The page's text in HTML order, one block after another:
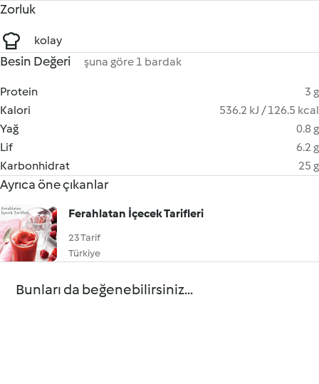
Zorluk
kolay
Besin Değeri şuna göre 1 bardak
Protein
3 g
Kalori
536.2 kJ / 126.5 kcal
Yağ
0.8 g
Lif
6.2 g
Karbonhidrat
25 g
Ayrıca öne çıkanlar
Ferahlatan İçecek Tarifleri
23 Tarif
Türkiye
Bunları da beğenebilirsiniz...